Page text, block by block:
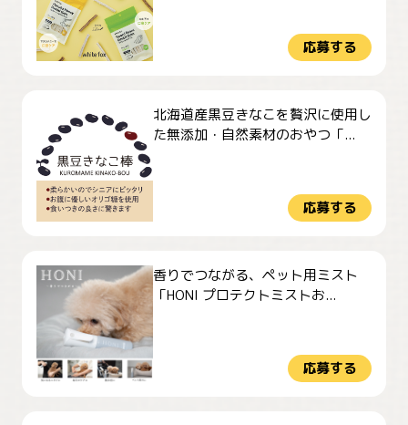
応募する
北海道産黒豆きなこを贅沢に使用し
た無添加・自然素材のおやつ「...
応募する
香りでつながる、ペット用ミスト
「HONI プロテクトミストお...
応募する